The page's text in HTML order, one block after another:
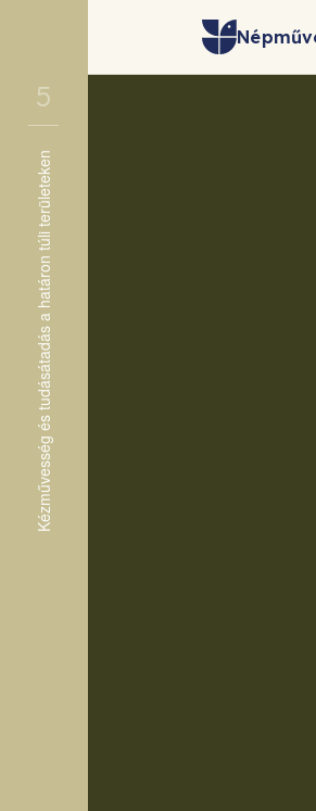
5
Kézművesség és tudásátadás a határon túli területeken